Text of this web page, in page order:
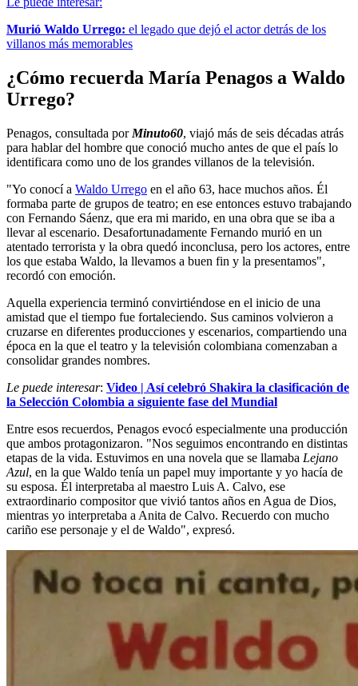
Murió Waldo Urrego: el legado que dejó el actor detrás de los
villanos más memorables
¿Cómo recuerda María Penagos a Waldo
Urrego?
Penagos, consultada por Minuto60, viajó más de seis décadas atrás
para hablar del hombre que conoció mucho antes de que el país lo
identificara como uno de los grandes villanos de la televisión.
"Yo conocí a Waldo Urrego en el año 63, hace muchos años. Él
formaba parte de grupos de teatro; en ese entonces estuvo trabajando
con Fernando Sáenz, que era mi marido, en una obra que se iba a
llevar al escenario. Desafortunadamente Fernando murió en un
atentado terrorista y la obra quedó inconclusa, pero los actores, entre
los que estaba Waldo, la llevamos a buen fin y la presentamos",
recordó con emoción.
Aquella experiencia terminó convirtiéndose en el inicio de una
amistad que el tiempo fue fortaleciendo. Sus caminos volvieron a
cruzarse en diferentes producciones y escenarios, compartiendo una
época en la que el teatro y la televisión colombiana comenzaban a
consolidar grandes nombres.
Le puede interesar: Video | Así celebró Shakira la clasificación de
la Selección Colombia a siguiente fase del Mundial
Entre esos recuerdos, Penagos evocó especialmente una producción
que ambos protagonizaron. "Nos seguimos encontrando en distintas
etapas de la vida. Estuvimos en una novela que se llamaba Lejano
Azul, en la que Waldo tenía un papel muy importante y yo hacía de
su esposa. Él interpretaba al maestro Luis A. Calvo, ese
extraordinario compositor que vivió tantos años en Agua de Dios,
mientras yo interpretaba a Anita de Calvo. Recuerdo con mucho
cariño ese personaje y el de Waldo", expresó.